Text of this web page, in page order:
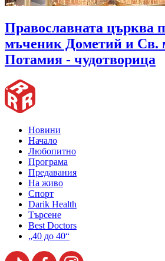
Православната църква
мъченик Дометий и Св.
Потамия - чудотворица
Новини
Начало
Любопитно
Програма
Предавания
На живо
Спорт
Darik Health
Търсене
Best Doctors
„40 до 40“